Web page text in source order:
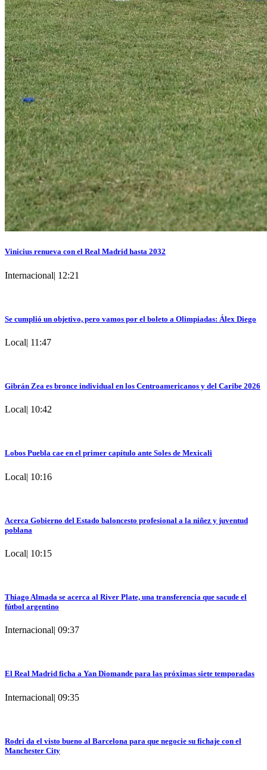
Vinicius renueva con el Real Madrid hasta 2032
Internacional| 12:21
Se cumplió un objetivo, pero vamos por el boleto a Olimpiadas: Álex Diego
Local| 11:47
Gibrán Zea es bronce individual en los Centroamericanos y del Caribe 2026
Local| 10:42
Lobos Puebla cae en el primer capítulo ante Soles de Mexicali
Local| 10:16
Acerca Gobierno del Estado baloncesto profesional a la niñez y juventud
poblana
Local| 10:15
Thiago Almada se acerca al River Plate, una transferencia que sacude el
fútbol argentino
Internacional| 09:37
El Real Madrid ficha a Yan Diomande para las próximas siete temporadas
Internacional| 09:35
Rodri da el visto bueno al Barcelona para que negocie su fichaje con el
Manchester City